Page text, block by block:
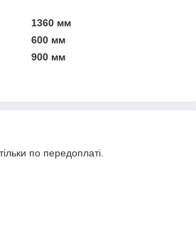
1360 мм
600 мм
900 мм
по передоплаті.